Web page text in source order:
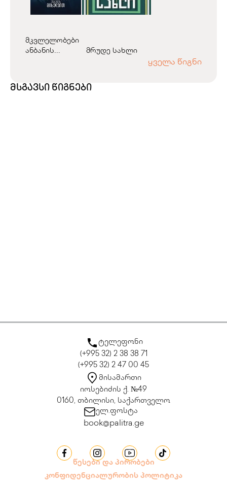
მკვლელობები
ანბანის...
მრუდე სახლი
ყველა წიგნი
მსგავსი წიგნები
ტელეფონი
(+995 32) 2 38 38 71
(+995 32) 2 47 00 45
მისამართი
იოსებიძის ქ. №49
0160, თბილისი, საქართველო
ელ.ფოსტა
book@palitra.ge
წესები და პირობები
კონფიდენციალურობის პოლიტიკა